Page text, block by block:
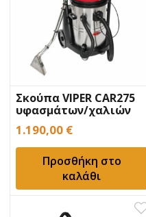
Σκούπα VIPER CAR275
υφασμάτων/χαλιών
1.190,00 €
Προσθήκη στο
καλάθι